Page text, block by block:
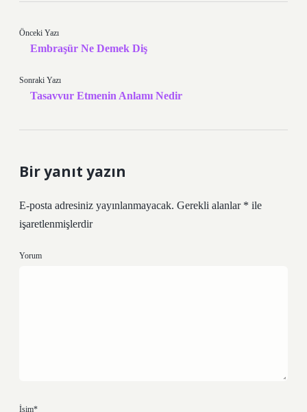
Önceki Yazı
Embraşür Ne Demek Diş
Sonraki Yazı
Tasavvur Etmenin Anlamı Nedir
Bir yanıt yazın
E-posta adresiniz yayınlanmayacak. Gerekli alanlar * ile
işaretlenmişlerdir
Yorum
İsim*